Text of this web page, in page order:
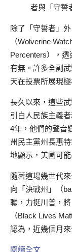
者與「守誓
除了「守誓者」
（Wolverine
Percenters），
有無。許多全副
天在投票所展現極
長久以來，這些
引白人民族主義
4年，他們的聲音
州民主黨州長惠
地顯示，美國可
隨著這場幾世代
向「決戰州」（
聯，力挺川普，
（Black Lives
認為，近幾個月
閱讀全文